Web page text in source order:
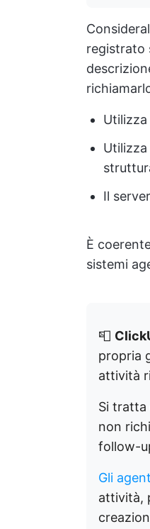
registrato
Il
È
sistemi
📮
propria
attività
Si tratta
non
follow-
Gli
attività,